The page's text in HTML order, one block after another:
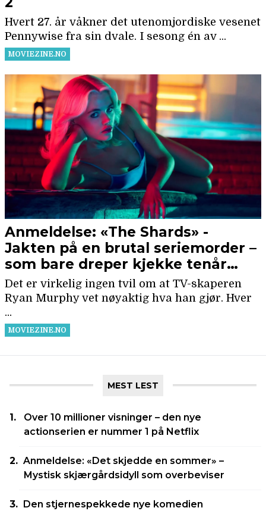
MEST LEST
Over 10 millioner visninger – den nye
actionserien er nummer 1 på Netflix
Anmeldelse: «Det skjedde en sommer» –
Mystisk skjærgårdsidyll som overbeviser
Den stjernespekkede nye komedien